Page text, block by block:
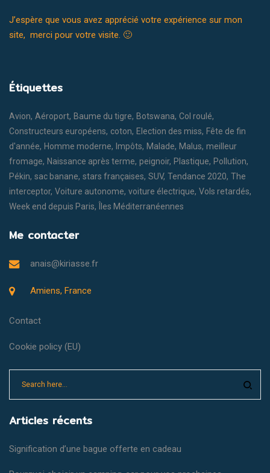
J’espère que vous avez apprécié votre expérience sur mon
site, merci pour votre visite. 🙂
Étiquettes
Avion Aéroport Baume du tigre Botswana Col roulé
Constructeurs européens coton Election des miss
Fête de fin
d'année
Homme moderne Impôts Malade Malus meilleur
fromage
Naissance après terme peignoir Plastique
Pollution
Pékin sac banane stars françaises SUV Tendance 2020 The
interceptor Voiture autonome voiture électrique Vols retardés
Week end depuis Paris
Îles Méditerranéennes
Me contacter
anais@kiriasse.fr
Amiens, France
Contact
Cookie policy (EU)
Articles récents
Signification d’une bague offerte en cadeau